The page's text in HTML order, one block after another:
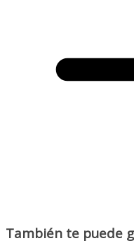
También te puede